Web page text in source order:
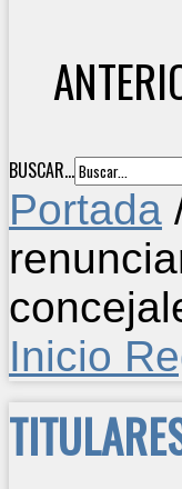
BUSCAR...
Portada
Inicio